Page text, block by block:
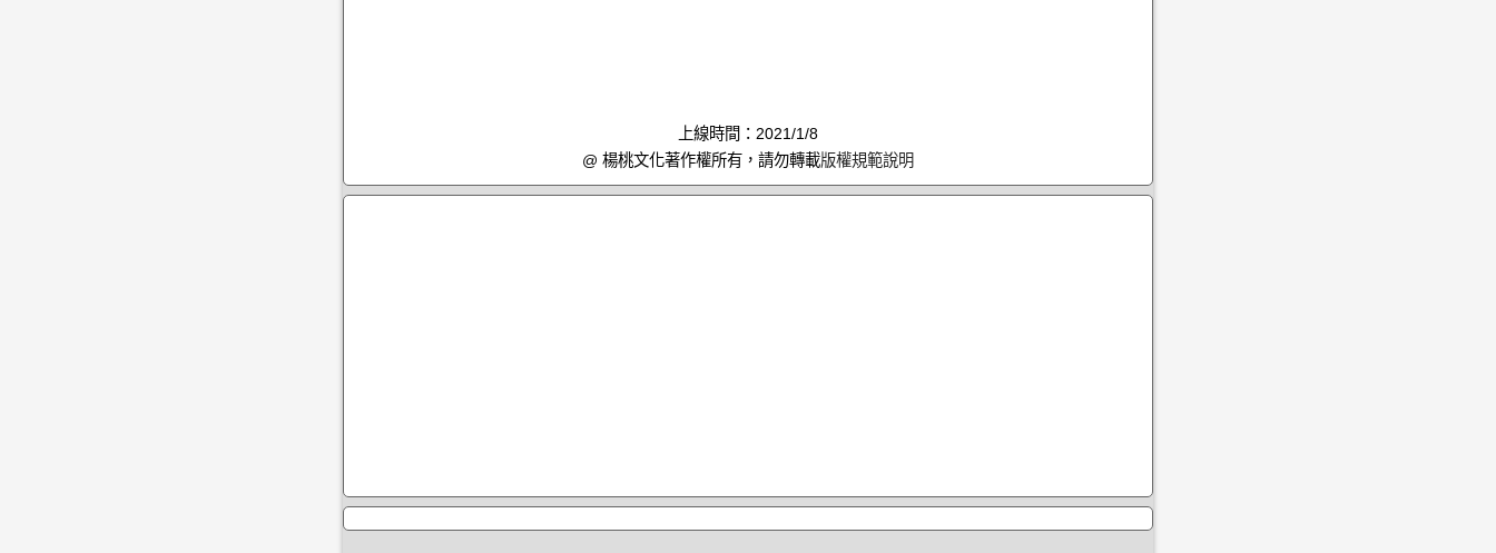
上線時間：2021/1/8
@ 楊桃文化著作權所有，請勿轉載版權規範說明